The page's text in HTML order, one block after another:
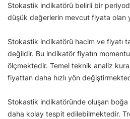
Stokastik indikatörü belirli bir
düşük değerlerin mevcut fiyata olan
Stokastik indikatörü hacim ve fiyatı
değildir. Bu indikatör fiyatın
ölçmektedir. Temel teknik analiz
fiyattan daha hızlı yön
Stokastik indikatöründe oluşan boğa
daha kolay tespit edilebilmektedir.